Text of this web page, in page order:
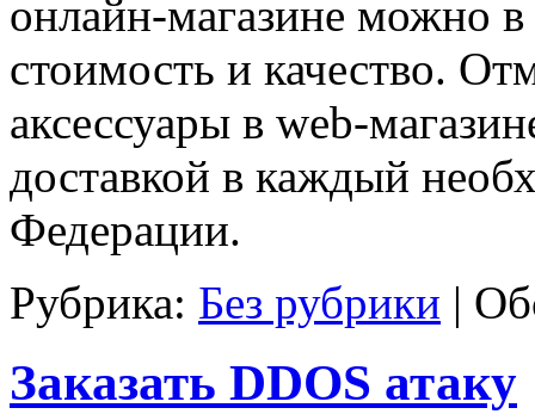
онлайн-магазине можно
стоимость и качество.
аксессуары в web-
доставкой в каждый
Федерации.
Рубрика: Без рубрики |
Заказать DDOS атаку